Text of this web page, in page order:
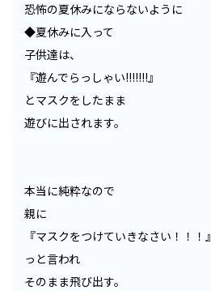
恐怖の夏休みにならないように
◆夏休みに入って
子供達は、
『遊んでらっしゃい!!!!!!!』
とマスクをしたまま
遊びに出されます。
本当に純粋なので
親に
『マスクをつけていきなさい！！！』
っと言われ
そのまま飛び出す。